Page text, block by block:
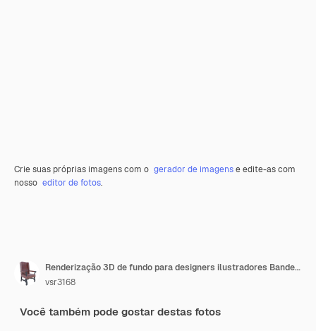
Crie suas próprias imagens com o gerador de imagense edite-as com
nosso editor de fotos.
Renderização 3D de fundo para designers ilustradores Bandeiras do Dia da Independência Nacional Irã e Madagascar
vsr3168
Você também pode gostar destas fotos